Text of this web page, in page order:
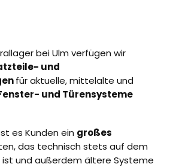
bei Ulm verfügen wir
und
für aktuelle, mittelalte und
und Türensysteme
es Kunden ein großes
das technisch stets auf dem
und außerdem ältere Systeme